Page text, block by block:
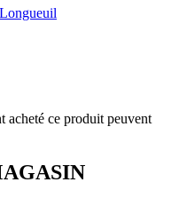
acheté ce produit peuvent